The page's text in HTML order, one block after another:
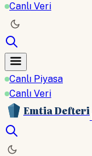
Canlı Veri
Canlı Piyasa
Canlı Veri
Emtia Defteri